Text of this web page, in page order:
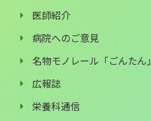
医師紹介
病院へのご意見
名物モノレール「ごんたん」
広報誌
栄養科通信